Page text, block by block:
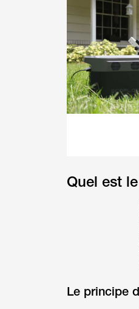
Quel est
Le principe